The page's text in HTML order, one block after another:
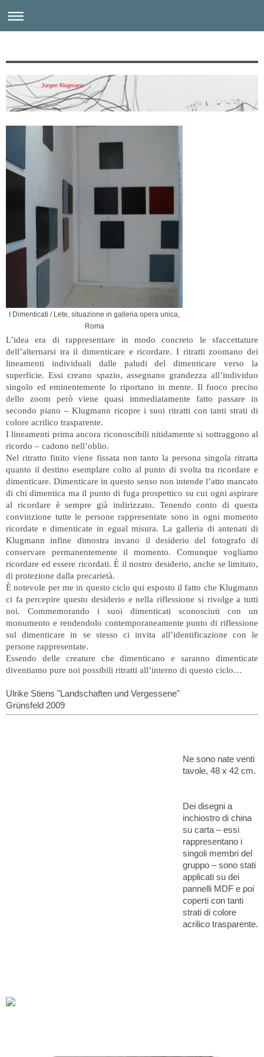
Jürgen Klugmann
I Dimenticati / Lete, situazione in galleria opera unica,
Roma
L’idea era di rappresentare in modo concreto le sfaccettature
dell’alternarsi tra il dimenticare e ricordare. I ritratti zoomano dei
lineamenti individuali dalle paludi del dimenticare verso la
superficie. Essi creano spazio, assegnano grandezza all’individuo
singolo ed eminentemente lo riportano in mente. Il fuoco preciso
dello zoom però viene quasi immediatamente fatto passare in
secondo piano – Klugmann ricopre i suoi ritratti con tanti strati di
colore acrilico trasparente.
I lineamenti prima ancora riconoscibili nitidamente si sottraggono al
ricordo – cadono nell’oblio.
Nel ritratto finito viene fissata non tanto la persona singola ritratta
quanto il destino esemplare colto al punto di svolta tra ricordare e
dimenticare. Dimenticare in questo senso non intende l’atto mancato
di chi dimentica ma il punto di fuga prospettico su cui ogni aspirare
al ricordare è sempre già indirizzato. Tenendo conto di questa
convinzione tutte le persone rappresentate sono in ogni momento
ricordate e dimenticate in egual misura. La galleria di antenati di
Klugmann infine dimostra invano il desiderio del fotografo di
conservare permanentemente il momento. Comunque vogliamo
ricordare ed essere ricordati. È il nostro desiderio, anche se limitato,
di protezione dalla precarietà.
È notevole per me in questo ciclo qui esposto il fatto che Klugmann
ci fa percepire questo desiderio e nella riflessione si rivolge a tutti
noi. Commemorando i suoi dimenticati sconosciuti con un
monumento e rendendolo contemporaneamente punto di riflessione
sul dimenticare in se stesso ci invita all’identificazione con le
persone rappresentate.
Essendo delle creature che dimenticano e saranno dimenticate
diventiamo pure noi possibili ritratti all’interno di questo ciclo…
Ulrike Stiens "Landschaften und Vergessene"
Grünsfeld 2009
Ne sono nate venti
tavole, 48 x 42 cm.
Dei disegni a
inchiostro di china
su carta – essi
rappresentano i
singoli membri del
gruppo – sono stati
applicati su dei
pannelli MDF e poi
coperti con tanti
strati di colore
acrilico trasparente.